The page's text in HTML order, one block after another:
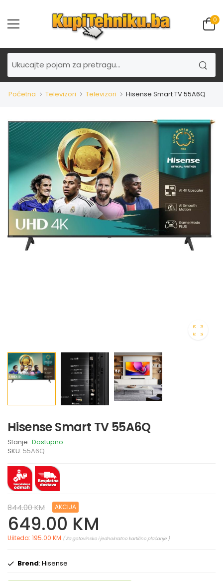
0
Početna Televizori Televizori Hisense Smart TV 55A6Q
Hisense Smart TV 55A6Q
Stanje: Dostupno
SKU: 55A6Q
844.00 KM AKCIJA
649.00 KM
Ušteda: 195.00 KM ( Za gotovinsko i jednokratno kartično plaćanje )
Brend: Hisense